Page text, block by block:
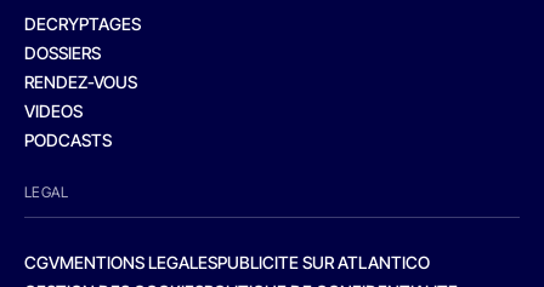
DECRYPTAGES
DOSSIERS
RENDEZ-VOUS
VIDEOS
PODCASTS
LEGAL
CGVMENTIONS LEGALESPUBLICITE SUR ATLANTICO